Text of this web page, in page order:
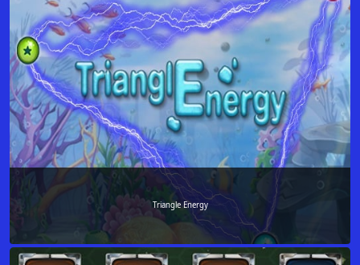
Triangle Energy